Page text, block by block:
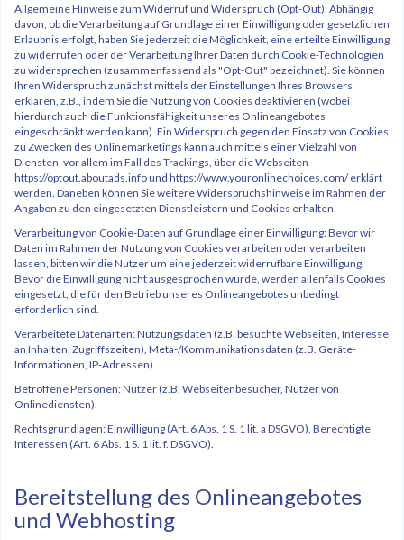
Allgemeine Hinweise zum Widerruf und Widerspruch (Opt-Out): Abhängig
davon, ob die Verarbeitung auf Grundlage einer Einwilligung oder gesetzlichen
Erlaubnis erfolgt, haben Sie jederzeit die Möglichkeit, eine erteilte Einwilligung
zu widerrufen oder der Verarbeitung Ihrer Daten durch Cookie-Technologien
zu widersprechen (zusammenfassend als "Opt-Out" bezeichnet). Sie können
Ihren Widerspruch zunächst mittels der Einstellungen Ihres Browsers
erklären, z.B., indem Sie die Nutzung von Cookies deaktivieren (wobei
hierdurch auch die Funktionsfähigkeit unseres Onlineangebotes
eingeschränkt werden kann). Ein Widerspruch gegen den Einsatz von Cookies
zu Zwecken des Onlinemarketings kann auch mittels einer Vielzahl von
Diensten, vor allem im Fall des Trackings, über die Webseiten
https://optout.aboutads.info und https://www.youronlinechoices.com/ erklärt
werden. Daneben können Sie weitere Widerspruchshinweise im Rahmen der
Angaben zu den eingesetzten Dienstleistern und Cookies erhalten.
Verarbeitung von Cookie-Daten auf Grundlage einer Einwilligung: Bevor wir
Daten im Rahmen der Nutzung von Cookies verarbeiten oder verarbeiten
lassen, bitten wir die Nutzer um eine jederzeit widerrufbare Einwilligung.
Bevor die Einwilligung nicht ausgesprochen wurde, werden allenfalls Cookies
eingesetzt, die für den Betrieb unseres Onlineangebotes unbedingt
erforderlich sind.
Verarbeitete Datenarten: Nutzungsdaten (z.B. besuchte Webseiten, Interesse
an Inhalten, Zugriffszeiten), Meta-/Kommunikationsdaten (z.B. Geräte-
Informationen, IP-Adressen).
Betroffene Personen: Nutzer (z.B. Webseitenbesucher, Nutzer von
Onlinediensten).
Rechtsgrundlagen: Einwilligung (Art. 6 Abs. 1 S. 1 lit. a DSGVO), Berechtigte
Interessen (Art. 6 Abs. 1 S. 1 lit. f. DSGVO).
Bereitstellung des Onlineangebotes
und Webhosting